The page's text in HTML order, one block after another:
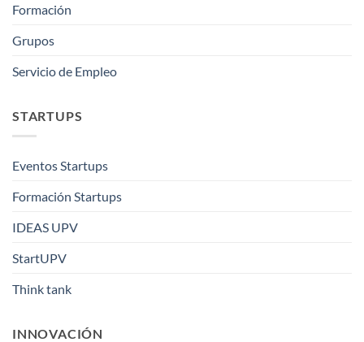
Formación
Grupos
Servicio de Empleo
STARTUPS
Eventos Startups
Formación Startups
IDEAS UPV
StartUPV
Think tank
INNOVACIÓN